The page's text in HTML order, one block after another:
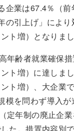
企業は67.4％（前
の引上げ」によ
ト増）となりまし
年齢者就業確保
ト増）に達しま
ト増）、大企業
模を問わず導入
定年制の廃止企
た。措置内容別